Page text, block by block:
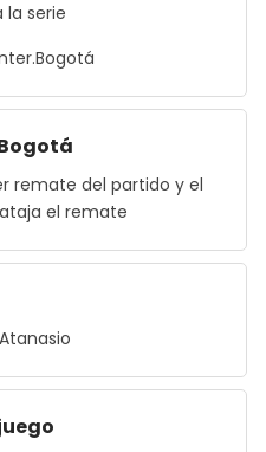
serie
remate del partido y el
el remate